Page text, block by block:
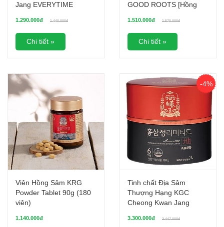
Jang EVERYTIME
1.290.000đ 1.440.000đ
Chi tiết »
GOOD ROOTS [Hồng
1.510.000đ 1.570.000đ
Chi tiết »
Viên Hồng Sâm KRG
Powder Tablet 90g (180
viên)
1.140.000đ
-4%
Tinh chất Địa Sâm
Thượng Hạng KGC
Cheong Kwan Jang
100g)
3.300.000đ 3.447.000đ